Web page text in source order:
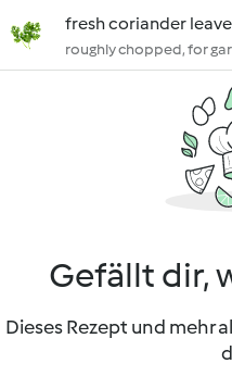
fresh coriander
roughly chopped, for
Gefällt dir,
Dieses Rezept und mehr